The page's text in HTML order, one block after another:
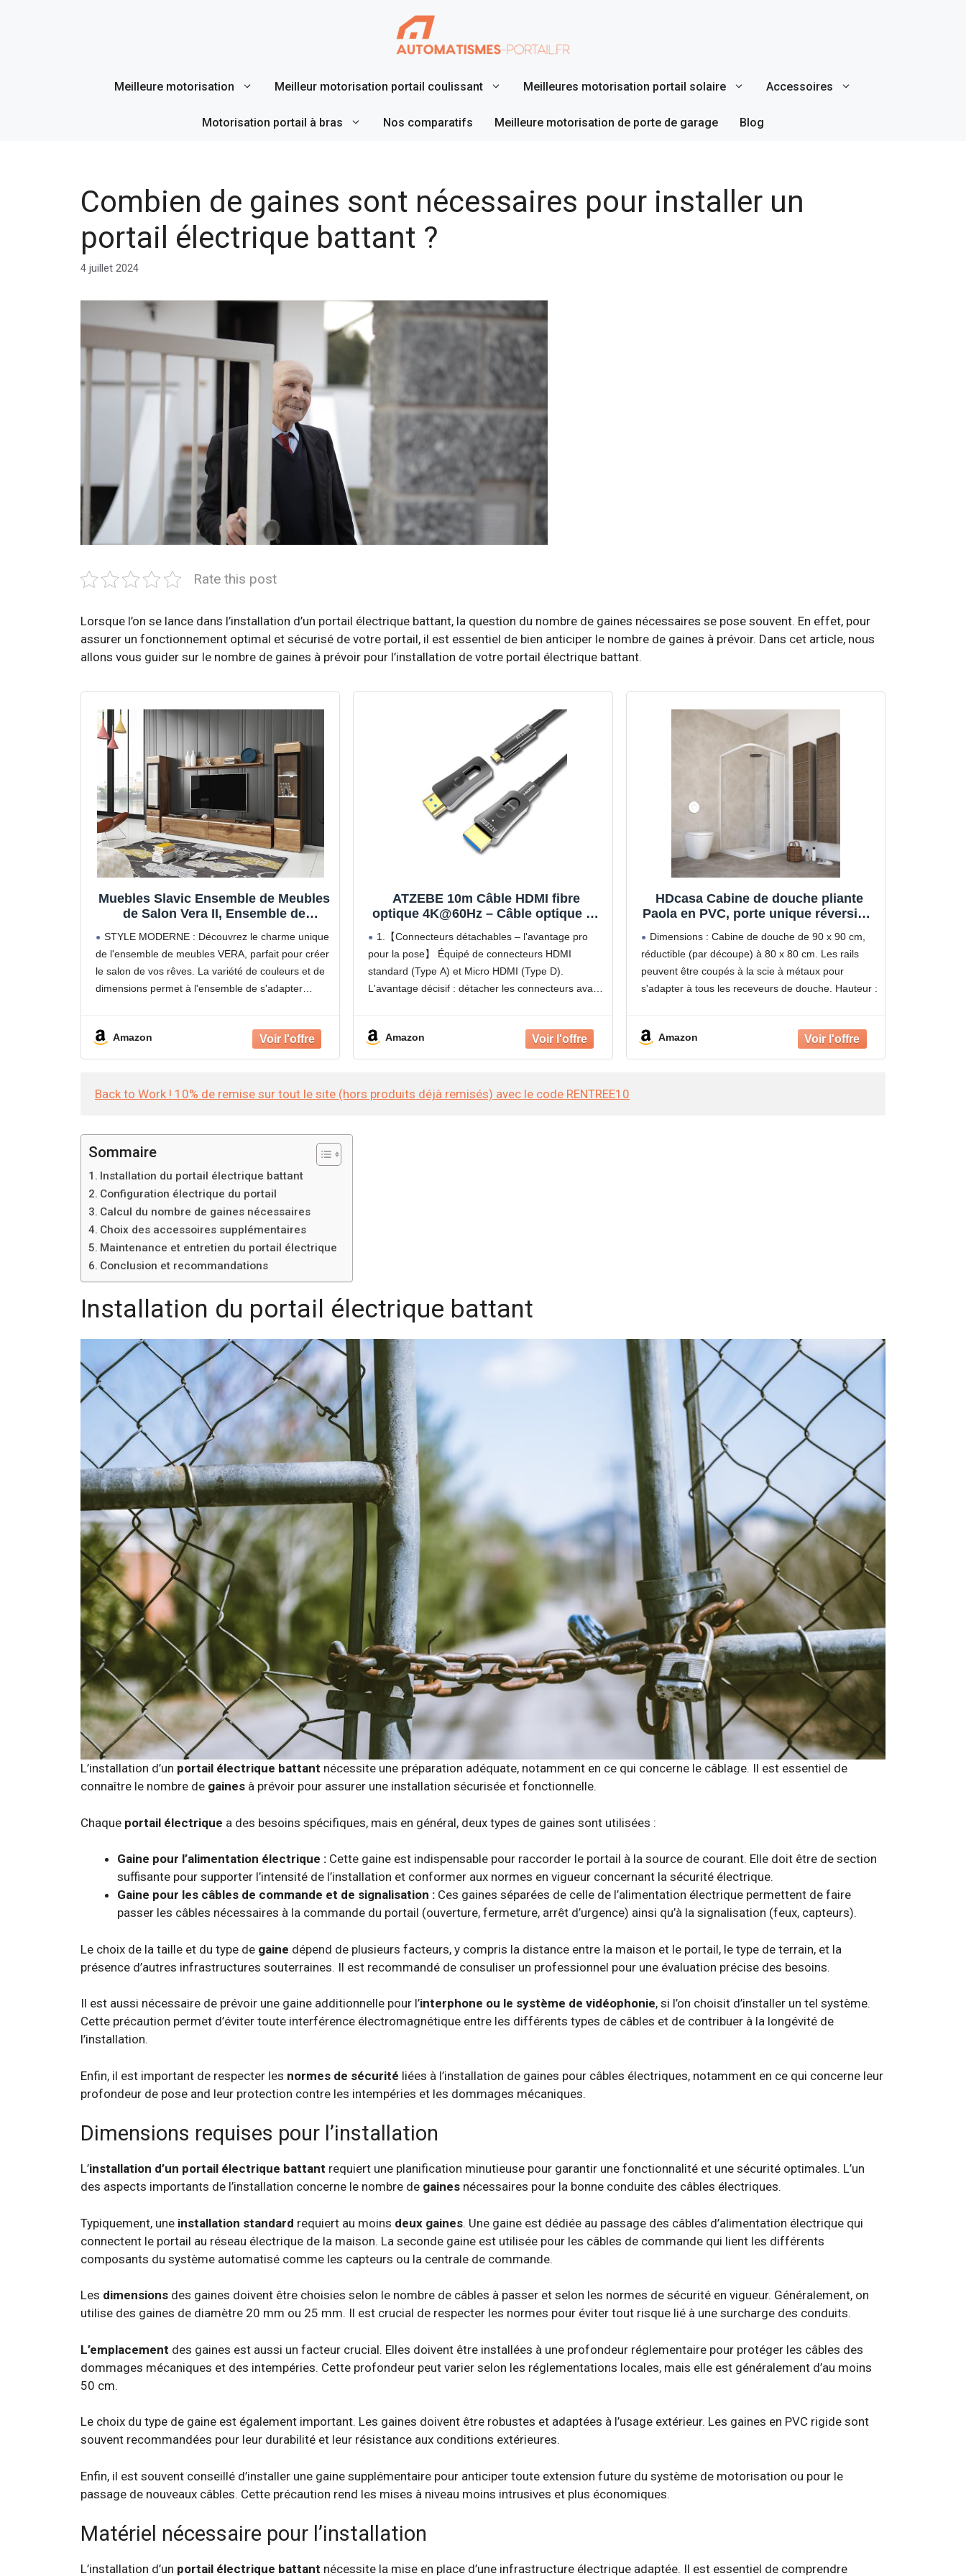
Meilleure motorisation Meilleur motorisation portail coulissant Meilleures motorisation portail solaire Accessoires
Motorisation portail à bras Nos comparatifs Meilleure motorisation de porte de garage Blog
Combien de gaines sont nécessaires pour installer un
portail électrique battant ?
4 juillet 2024
Rate this post
Lorsque l’on se lance dans l’installation d’un portail électrique battant, la question du nombre de gaines nécessaires se pose souvent. En effet, pour
assurer un fonctionnement optimal et sécurisé de votre portail, il est essentiel de bien anticiper le nombre de gaines à prévoir. Dans cet article, nous
allons vous guider sur le nombre de gaines à prévoir pour l’installation de votre portail électrique battant.
Muebles Slavic Ensemble de Meubles
de Salon Vera II, Ensemble de
Salon Moderne, Meuble Mural,
Meubles deSalon
STYLE MODERNE : Découvrez le charme unique
de l'ensemble de meubles VERA, parfait pour créer
le salon de vos rêves. La variété de couleurs et de
dimensions permet à l'ensemble de s'adapter
Amazon
ATZEBE 10m Câble HDMI fibre
optique 4K@60Hz – Câble optique 18
Gbps, YUV 4:4:4, HDR, connecteurs
doubles amovibles, alliage de zinc –
Idéal pour home cinéma, projecteur &
installation
1.【Connecteurs détachables – l'avantage pro
pour la pose】 Équipé de connecteurs HDMI
standard (Type A) et Micro HDMI (Type D).
L'avantage décisif : détacher les connecteurs avant
Amazon
HDcasa Cabine de douche pliante
Paola en PVC, porte unique réversible
profilés blancs, cabine d'angle gain
place, fabriquée Italie, 90 x 185 cm
(hauteur)
Dimensions : Cabine de douche de 90 x 90 cm,
réductible (par découpe) à 80 x 80 cm. Les rails
peuvent être coupés à la scie à métaux pour
s'adapter à tous les receveurs de douche. Hauteur :
Amazon
Back to Work ! 10% de remise sur tout le site (hors produits déjà remisés) avec le code RENTREE10
Sommaire
Installation du portail électrique battant
Configuration électrique du portail
Calcul du nombre de gaines nécessaires
Choix des accessoires supplémentaires
Maintenance et entretien du portail électrique
Conclusion et recommandations
Installation du portail électrique battant
L’installation d’un portail électrique battant nécessite une préparation adéquate, notamment en ce qui concerne le câblage. Il est essentiel de
connaître le nombre de gaines à prévoir pour assurer une installation sécurisée et fonctionnelle.
Chaque portail électrique a des besoins spécifiques, mais en général, deux types de gaines sont utilisées :
Gaine pour l’alimentation électrique : Cette gaine est indispensable pour raccorder le portail à la source de courant. Elle doit être de section
suffisante pour supporter l’intensité de l’installation et conformer aux normes en vigueur concernant la sécurité électrique.
Gaine pour les câbles de commande et de signalisation : Ces gaines séparées de celle de l’alimentation électrique permettent de faire
passer les câbles nécessaires à la commande du portail (ouverture, fermeture, arrêt d’urgence) ainsi qu’à la signalisation (feux, capteurs).
Le choix de la taille et du type de gaine dépend de plusieurs facteurs, y compris la distance entre la maison et le portail, le type de terrain, et la
présence d’autres infrastructures souterraines. Il est recommandé de consuliser un professionnel pour une évaluation précise des besoins.
Il est aussi nécessaire de prévoir une gaine additionnelle pour l’interphone ou le système de vidéophonie, si l’on choisit d’installer un tel système.
Cette précaution permet d’éviter toute interférence électromagnétique entre les différents types de câbles et de contribuer à la longévité de
l’installation.
Enfin, il est important de respecter les normes de sécurité liées à l’installation de gaines pour câbles électriques, notamment en ce qui concerne leur
profondeur de pose and leur protection contre les intempéries et les dommages mécaniques.
Dimensions requises pour l’installation
L’installation d’un portail électrique battant requiert une planification minutieuse pour garantir une fonctionnalité et une sécurité optimales. L’un
des aspects importants de l’installation concerne le nombre de gaines nécessaires pour la bonne conduite des câbles électriques.
Typiquement, une installation standard requiert au moins deux gaines. Une gaine est dédiée au passage des câbles d’alimentation électrique qui
connectent le portail au réseau électrique de la maison. La seconde gaine est utilisée pour les câbles de commande qui lient les différents
composants du système automatisé comme les capteurs ou la centrale de commande.
Les dimensions des gaines doivent être choisies selon le nombre de câbles à passer et selon les normes de sécurité en vigueur. Généralement, on
utilise des gaines de diamètre 20 mm ou 25 mm. Il est crucial de respecter les normes pour éviter tout risque lié à une surcharge des conduits.
L’emplacement des gaines est aussi un facteur crucial. Elles doivent être installées à une profondeur réglementaire pour protéger les câbles des
dommages mécaniques et des intempéries. Cette profondeur peut varier selon les réglementations locales, mais elle est généralement d’au moins
50 cm.
Le choix du type de gaine est également important. Les gaines doivent être robustes et adaptées à l’usage extérieur. Les gaines en PVC rigide sont
souvent recommandées pour leur durabilité et leur résistance aux conditions extérieures.
Enfin, il est souvent conseillé d’installer une gaine supplémentaire pour anticiper toute extension future du système de motorisation ou pour le
passage de nouveaux câbles. Cette précaution rend les mises à niveau moins intrusives et plus économiques.
Matériel nécessaire pour l’installation
L’installation d’un portail électrique battant nécessite la mise en place d’une infrastructure électrique adaptée. Il est essentiel de comprendre